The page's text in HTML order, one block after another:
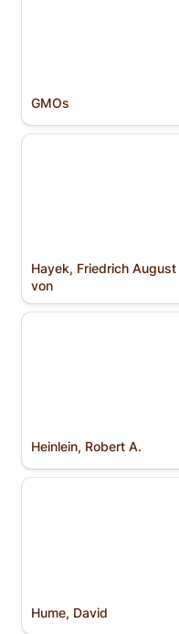
GMOs
Hayek, Friedrich August
Hayek, Friedrich August
von
Heinlein, Robert A.
Heinlein, Robert A.
Hume, David
Hume, David